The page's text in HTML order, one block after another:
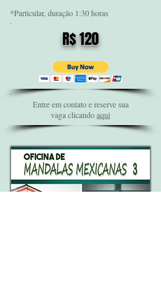
*Particular, duração 1:30 horas
R$ 120
Entre em contato e reserve sua
vaga clicandoaqui